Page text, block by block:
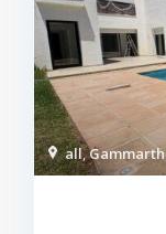
all,Gammarth